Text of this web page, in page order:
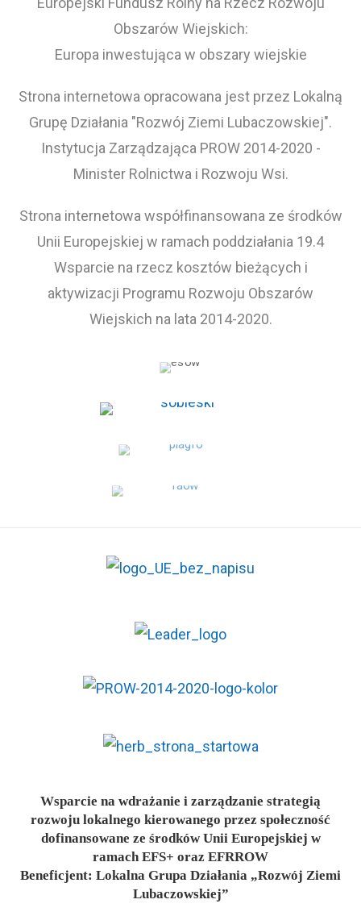
Obszarów Wiejskich:
Europa inwestująca w obszary wiejskie
Strona internetowa opracowana jest przez Lokalną
Grupę Działania "Rozwój Ziemi Lubaczowskiej".
Instytucja Zarządzająca PROW 2014-2020 -
Minister Rolnictwa i Rozwoju Wsi.
Strona internetowa współfinansowana ze środków
Unii Europejskiej w ramach poddziałania 19.4
Wsparcie na rzecz kosztów bieżących i
aktywizacji Programu Rozwoju Obszarów
Wiejskich na lata 2014-2020.
Wsparcie na wdrażanie i zarządzanie strategią
rozwoju lokalnego kierowanego przez społeczność
dofinansowane ze środków Unii Europejskiej w
ramach EFS+ oraz EFRROW
Beneficjent: Lokalna Grupa Działania „Rozwój Ziemi
Lubaczowskiej”